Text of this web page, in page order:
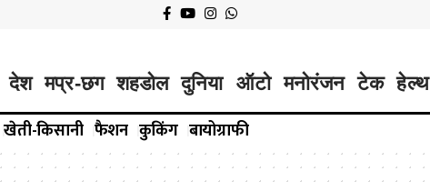
देश मप्र-छग शहडोल दुनिया ऑटो मनोरंजन टेक हेल्थ
खेती-किसानी फैशन कुकिंग बायोग्राफी